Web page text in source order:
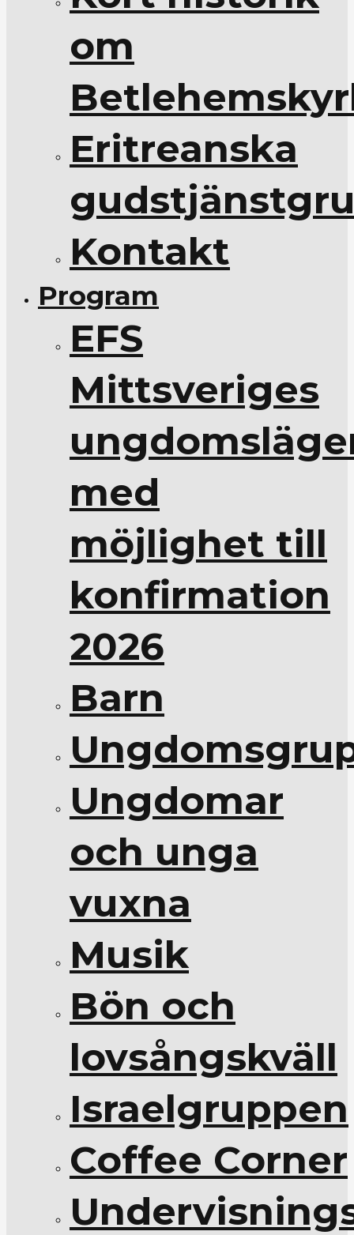
om
Eritreanska
Kontakt
Program
EFS
Mittsveriges
med
möjlighet till
konfirmation
2026
Barn
Ungdomar
och unga
vuxna
Musik
Bön och
lovsångskväll
Israelgruppen
Coffee Corner